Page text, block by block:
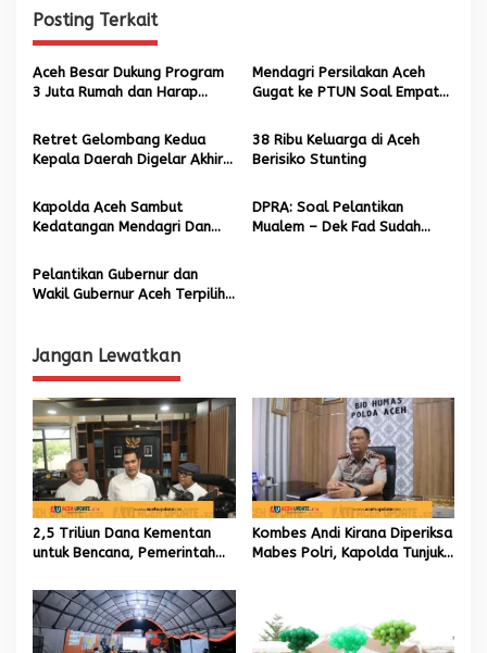
g
a
s
p
o
s
Posting Terkait
Aceh Besar Dukung Program
3 Juta Rumah dan Harap
Mendagri Persilakan Aceh
Gugat ke PTUN Soal Empat
Retret Gelombang Kedua
Kepala Daerah Digelar Akhir
38 Ribu Keluarga di Aceh
Berisiko Stunting
Kapolda Aceh Sambut
Kedatangan Mendagri Dan
Aceh
DPRA: Soal Pelantikan
Mualem – Dek Fad Sudah
Pelantikan Gubernur dan
Wakil Gubernur Aceh Terpilih
Jangan Lewatkan
2,5 Triliun Dana Kementan
untuk Bencana, Pemerintah
Kombes Andi Kirana Diperiksa
Mabes Polri, Kapolda Tunjuk
Aceh